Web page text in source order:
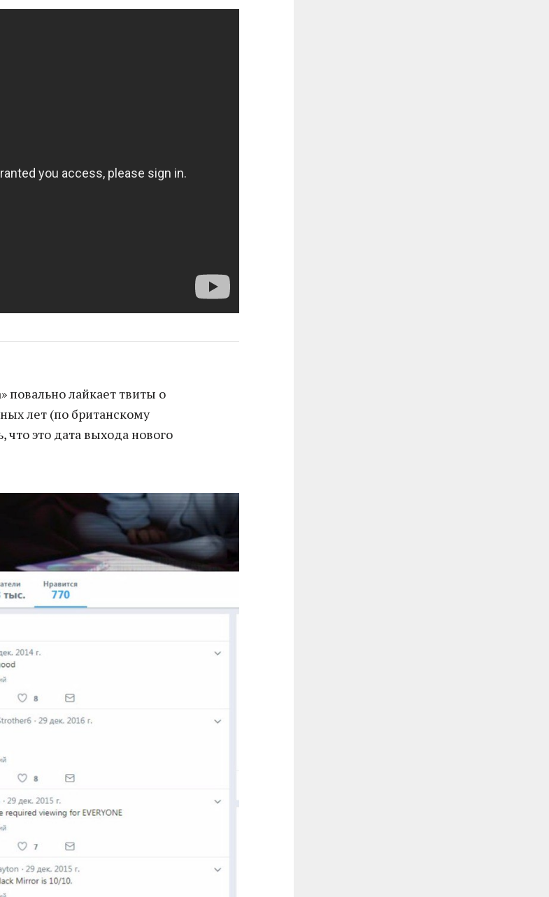
повально лайкает твиты о
лет (по британскому
что это дата выхода нового